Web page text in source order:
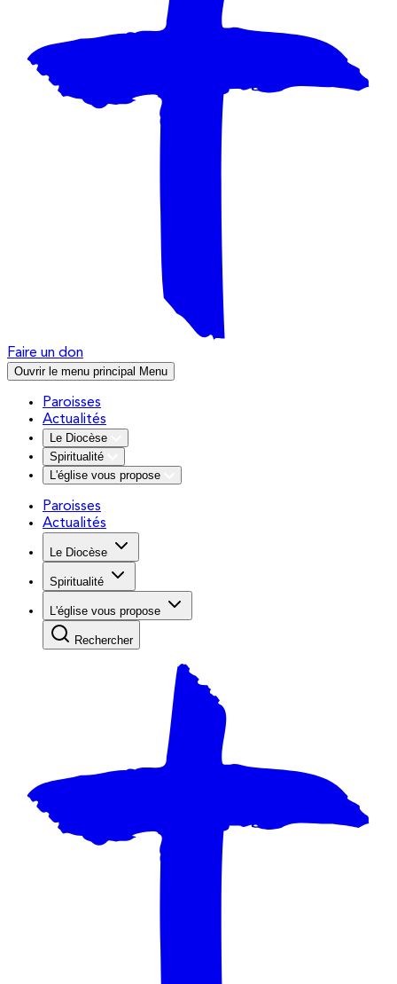
Faire un don
Ouvrir le menu principal Menu
Paroisses
Actualités
Le Diocèse
Spiritualité
L'église vous propose
Paroisses
Actualités
Le Diocèse
Spiritualité
L'église vous propose
Rechercher